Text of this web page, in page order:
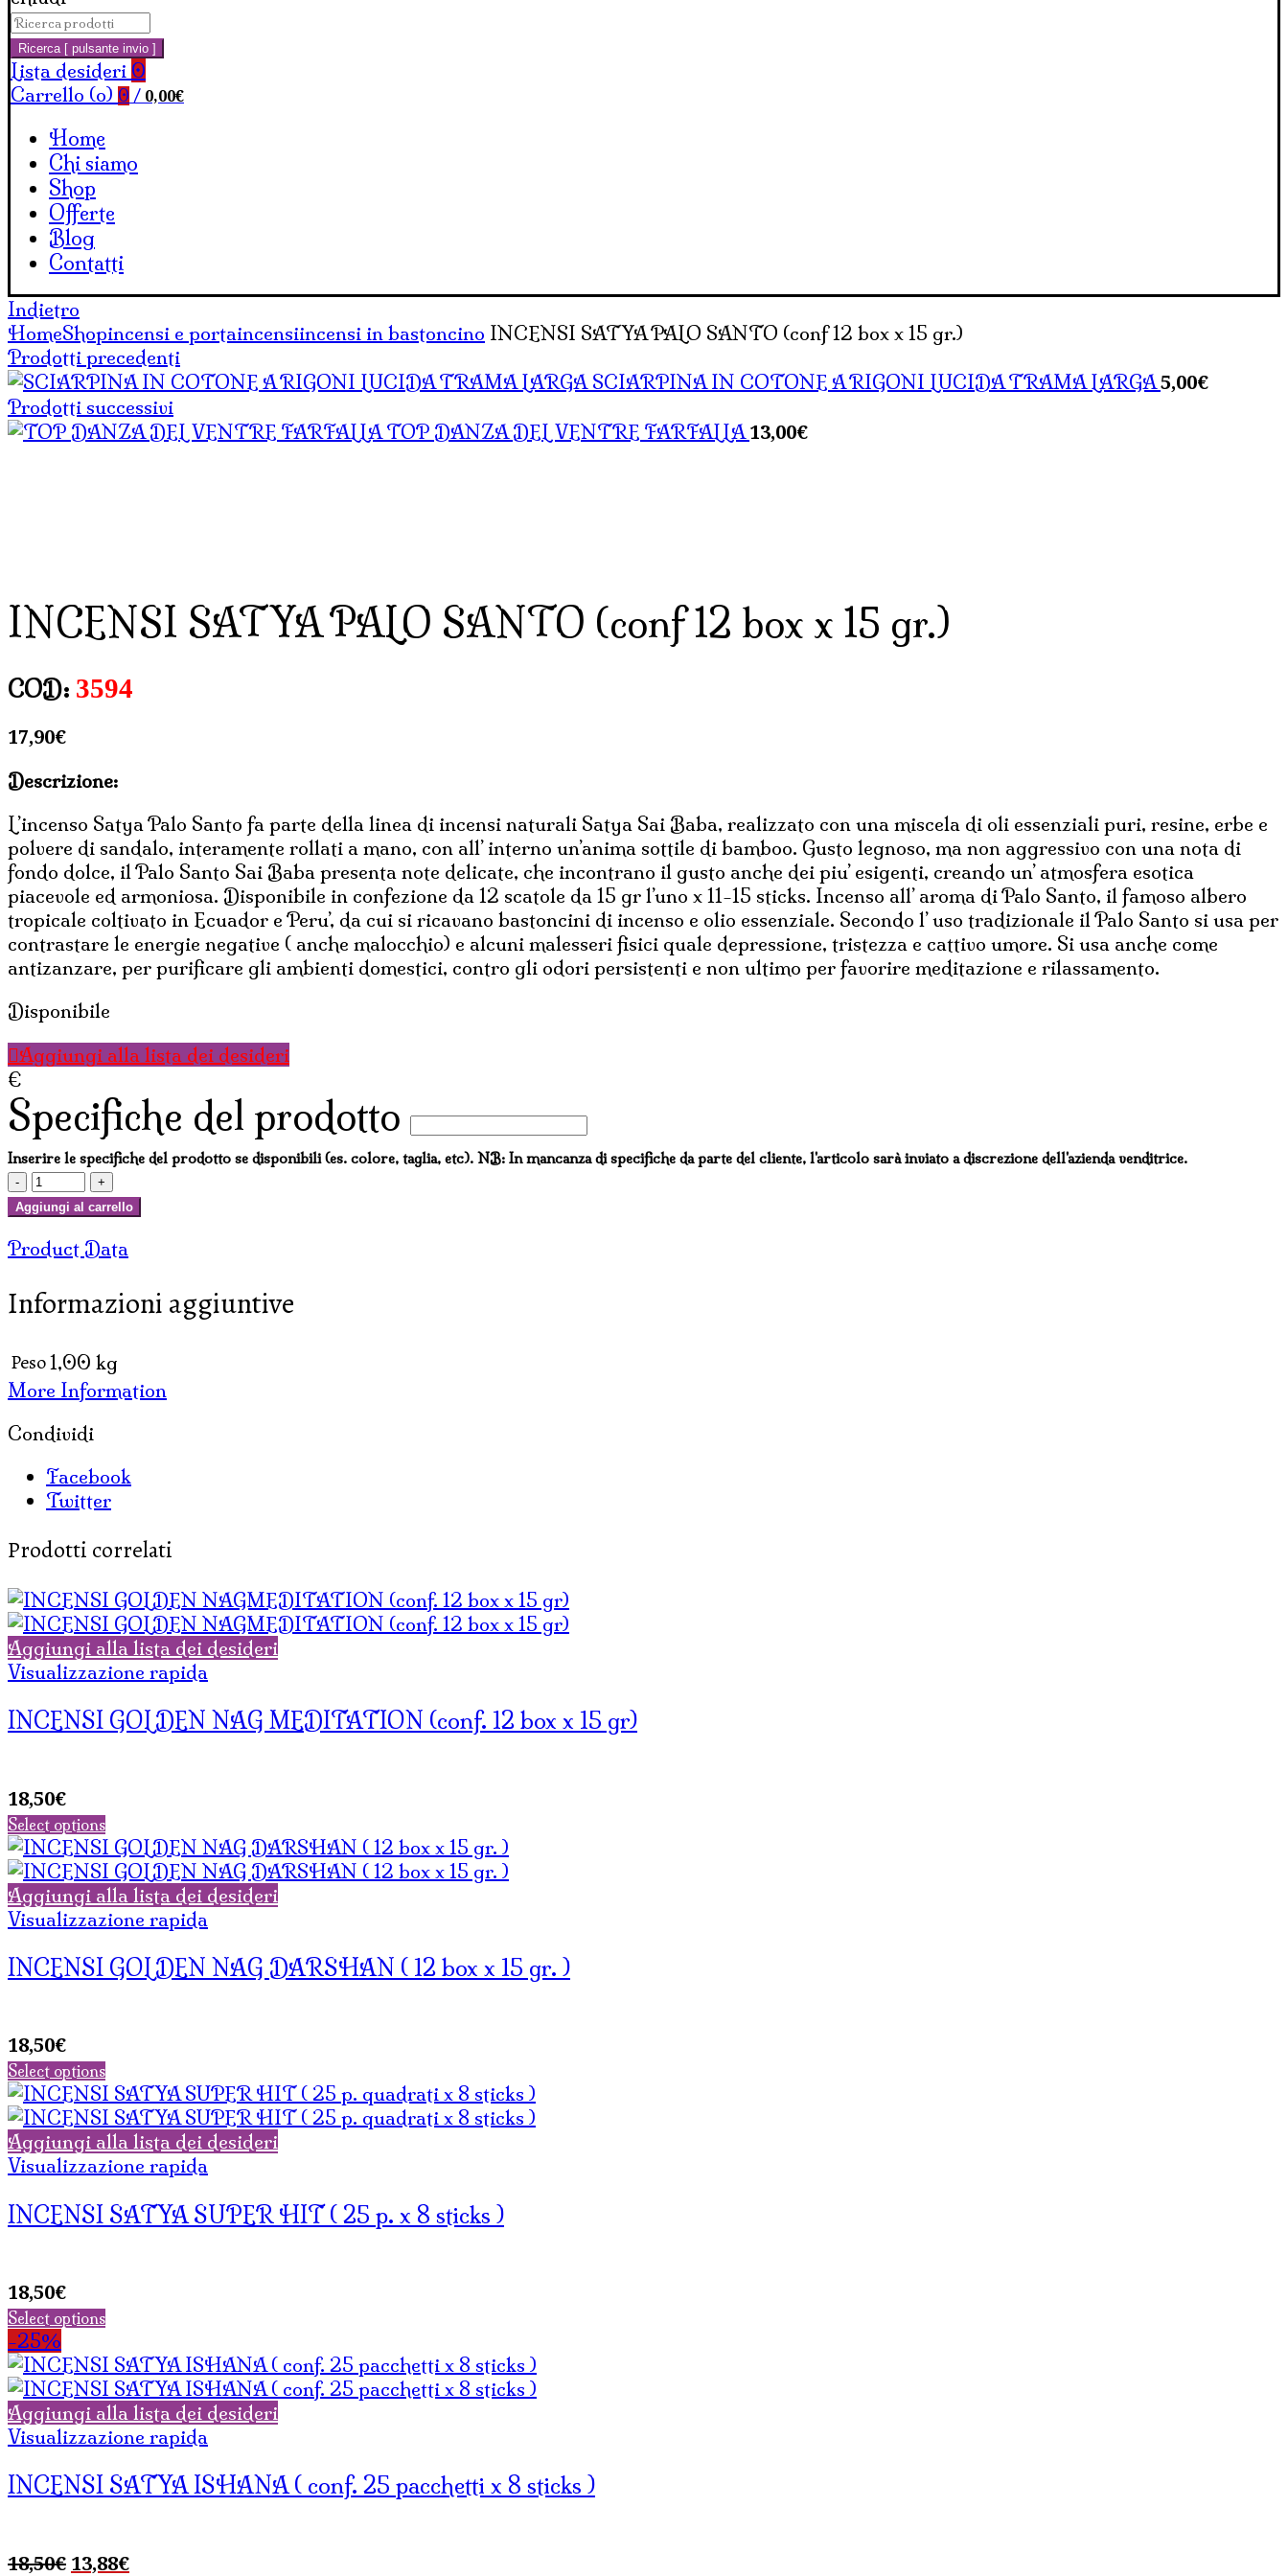
Carrello
Cerca:
Ricerca [ pulsante invio ]
Lista desideri 0
Carrello (o) 0 / 0,00€
Home
Chi siamo
Shop
Offerte
Blog
Contatti
Indietro
HomeShopincensi e portaincensiincensi in bastoncino INCENSI SATYA PALO SANTO (conf 12 box x 15 gr.)
Prodotti precedenti
SCIARPINA IN COTONE A RIGONI LUCIDA TRAMA LARGA 5,00€
Prodotti successivi
TOP DANZA DEL VENTRE FARFALLA 13,00€
INCENSI SATYA PALO SANTO (conf 12 box x 15 gr.)
COD: 3594
17,90€
Descrizione:
L’incenso Satya Palo Santo fa parte della linea di incensi naturali Satya Sai Baba, realizzato con una miscela di oli essenziali puri, resine, erbe e
polvere di sandalo, interamente rollati a mano, con all’ interno un’anima sottile di bamboo. Gusto legnoso, ma non aggressivo con una nota di
fondo dolce, il Palo Santo Sai Baba presenta note delicate, che incontrano il gusto anche dei piu’ esigenti, creando un’ atmosfera esotica
piacevole ed armoniosa. Disponibile in confezione da 12 scatole da 15 gr l’uno x 11-15 sticks. Incenso all’ aroma di Palo Santo, il famoso albero
tropicale coltivato in Ecuador e Peru’, da cui si ricavano bastoncini di incenso e olio essenziale. Secondo l’ uso tradizionale il Palo Santo si usa per
contrastare le energie negative ( anche malocchio) e alcuni malesseri fisici quale depressione, tristezza e cattivo umore. Si usa anche come
antizanzare, per purificare gli ambienti domestici, contro gli odori persistenti e non ultimo per favorire meditazione e rilassamento.
Disponibile
Aggiungi alla lista dei desideri
€
Specifiche del prodotto
Inserire le specifiche del prodotto se disponibili (es. colore, taglia, etc). NB: In mancanza di specifiche da parte del cliente, l'articolo sarà inviato a discrezione dell'azienda venditrice.
INCENSI
SATYA
SANTO
12
15
gr.)
Aggiungi al carrello
Product Data
Informazioni aggiuntive
Peso1,00 kg
More Information
Condividi
Facebook
Twitter
Prodotti correlati
Aggiungi alla lista dei desideri
Visualizzazione rapida
INCENSI GOLDEN NAG MEDITATION (conf. 12 box x 15 gr)
18,50€
Select options
Aggiungi alla lista dei desideri
Visualizzazione rapida
INCENSI GOLDEN NAG DARSHAN ( 12 box x 15 gr. )
18,50€
Select options
Aggiungi alla lista dei desideri
Visualizzazione rapida
INCENSI SATYA SUPER HIT ( 25 p. x 8 sticks )
18,50€
Select options
-25%
Aggiungi alla lista dei desideri
Visualizzazione rapida
INCENSI SATYA ISHANA ( conf. 25 pacchetti x 8 sticks )
18,50€ Il
13,88€Il